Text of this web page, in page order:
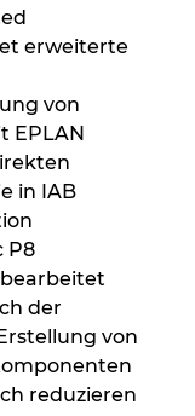
erweiterte
von
EPLAN
in IAB
P8
der
von
reduzieren